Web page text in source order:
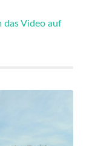
das Video auf